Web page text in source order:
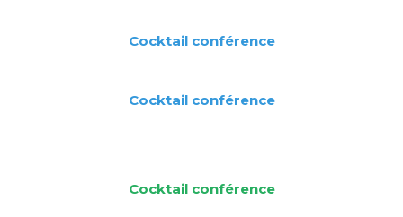
Cocktail conférence
Cocktail conférence
Cocktail conférence